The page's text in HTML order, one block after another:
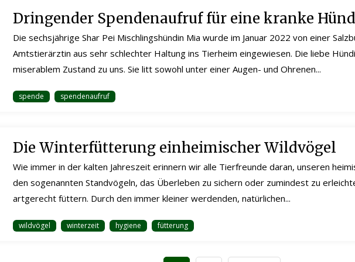
Dringender Spendenaufruf für eine kranke
Die sechsjährige Shar Pei Mischlingshündin Mia wurde im Januar 2022 von einer
Amtstierärztin aus sehr schlechter Haltung ins Tierheim eingewiesen. Die liebe
miserablem Zustand zu uns. Sie litt sowohl unter einer Augen- und Ohrenen...
spende spendenaufruf
Die Winterfütterung einheimischer Wildvögel
Wie immer in der kalten Jahreszeit erinnern wir alle Tierfreunde daran, unseren
den sogenannten Standvögeln, das Überleben zu sichern oder zumindest zu
artgerecht füttern. Durch den immer kleiner werdenden, natürlichen...
wildvögel winterzeit hygiene fütterung